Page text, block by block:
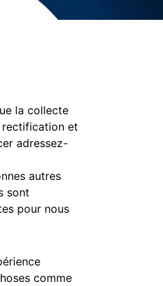
la collecte
rectification et
adressez-
autres
sont
pour nous
comme